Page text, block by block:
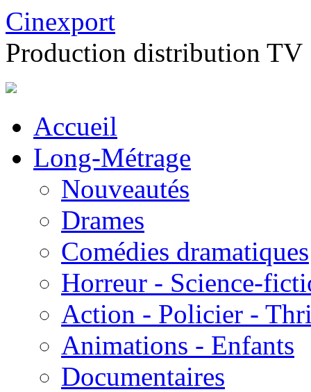
Cinexport
Production distribution TV
Accueil
Long-Métrage
Nouveautés
Drames
Comédies dramatiques
Horreur - Science-
Action - Policier -
Animations - Enfants
Documentaires